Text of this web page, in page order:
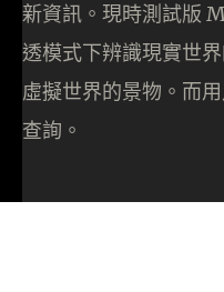
新資訊。現時測試版
透模式下辨識現實世
虛擬世界的景物。而
查詢。